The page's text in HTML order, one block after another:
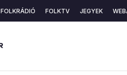
Secondary
FOLKRÁDIÓ FOLKTV JEGYEK